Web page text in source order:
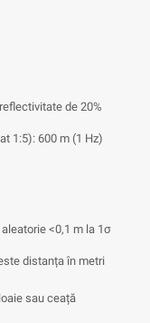
de 20%
1:5): 600 m (1 Hz)
<0,1 m la 1σ
distanța în metri
sau ceață